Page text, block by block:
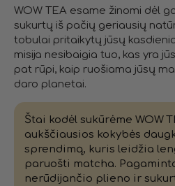
WOW TEA esame žinomi dėl
sukurtų iš pačių geriausių
tobulai pritaikytų jūsų kasdieniam
misija nesibaigia tuo, kas yra
pat rūpi, kaip ruošiama jūsų
daro planetai.
Štai kodėl sukūrėme WOW
aukščiausios kokybės
sprendimą, kuris leidžia
paruošti matcha. Pagamintas iš tvirto
nerūdijančio plieno ir